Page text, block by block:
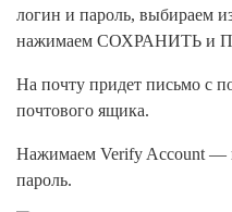
логин и пароль, выбираем
нажимаем СОХРАНИТЬ и
На почту придет письмо с
почтового ящика.
Нажимаем Verify Account —
пароль.